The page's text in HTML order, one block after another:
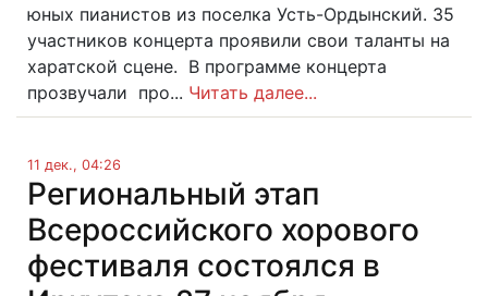
юных пианистов из поселка Усть-Ордынский. 35
участников концерта проявили свои таланты на
харатской сцене. В программе концерта
прозвучали про... Читать далее...
11 дек., 04:26
Региональный этап
Всероссийского хорового
фестиваля состоялся в